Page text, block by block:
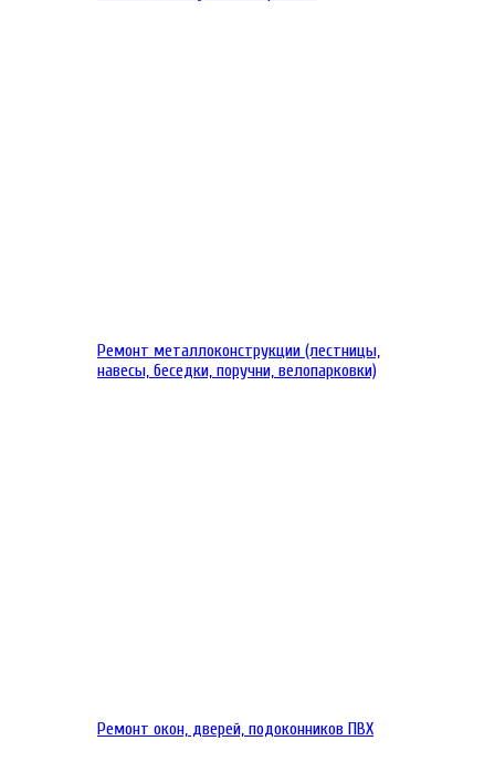
Ремонт металлоконструкции (лестницы,
навесы, беседки, поручни, велопарковки)
Ремонт окон, дверей, подоконников ПВХ